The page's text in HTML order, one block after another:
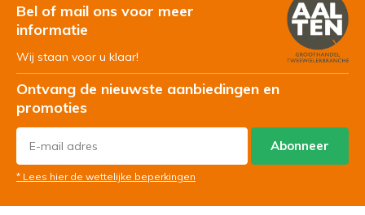
Bel of mail ons voor meer
informatie
Wij staan voor u klaar!
Ontvang de nieuwste aanbiedingen en
promoties
Abonneer
* Lees hier de wettelijke beperkingen